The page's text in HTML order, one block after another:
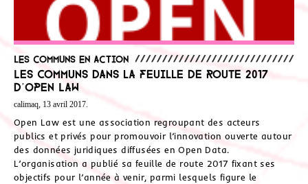
Les communs en action
Les Communs dans la feuille de route 2017
d’Open Law
calimaq, 13 avril 2017.
Open Law est une association regroupant des acteurs
publics et privés pour promouvoir l’innovation ouverte autour
des données juridiques diffusées en Open Data.
L’organisation a publié sa feuille de route 2017 fixant ses
objectifs pour l’année à venir, parmi lesquels figure le